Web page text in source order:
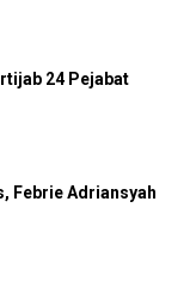
24 Pejabat
Febrie Adriansyah